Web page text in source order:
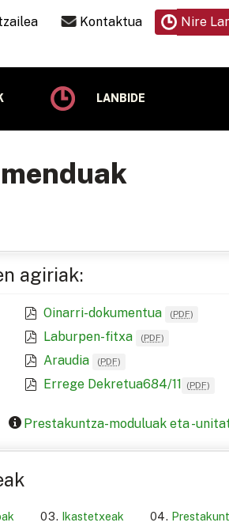
Kontaktua Nire
LANBIDE
agiriak:
Oinarri-dokumentua (PDF)
Laburpen-fitxa (PDF)
Araudia (PDF)
Errege Dekretua684/11 (PDF)
Prestakuntza-moduluak eta -
Ikastetxeak